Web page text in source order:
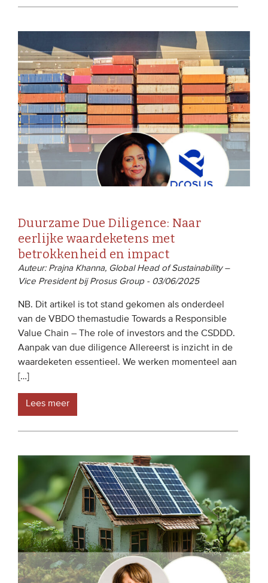
Engagement
Benchmarking
Kennisdeling
CONTACT
UITGEBREID ZOEKEN
Duurzame Due Diligence: Naar
eerlijke waardeketens met
betrokkenheid en impact
Auteur: Prajna Khanna, Global Head of Sustainability –
Vice President bij Prosus Group - 03/06/2025
NB. Dit artikel is tot stand gekomen als onderdeel
van de VBDO themastudie Towards a Responsible
Value Chain – The role of investors and the CSDDD.
Aanpak van due diligence Allereerst is inzicht in de
waardeketen essentieel. We werken momenteel aan
[…]
Lees meer